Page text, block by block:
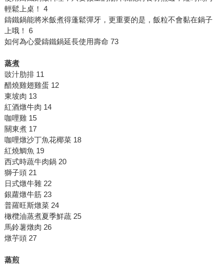
輕鬆上桌！ 4
鑄鐵鍋能將米飯煮得蓬鬆彈牙，更重要的是，飯粒不會黏在鍋子
上哦！ 6
如何為心愛鑄鐵鍋延長使用壽命 73
蒸煮
豉汁肋排 11
醋燒雞翅雞蛋 12
東坡肉 13
紅酒燉牛肉 14
咖哩雞 15
關東煮 17
咖哩燉沙丁魚花椰菜 18
紅燒鯛魚 19
西式時蔬牛肉鍋 20
獅子頭 21
日式燉牛雜 22
銀蘿燉牛筋 23
普羅旺斯燉菜 24
橄欖油蒸煮夏季鮮蔬 25
馬鈴薯燉肉 26
燉芋頭 27
蒸煎